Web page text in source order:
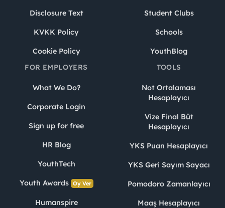
Disclosure Text
KVKK Policy
Cookie Policy
Student Clubs
Schools
YouthBlog
FOR EMPLOYERS
What We Do?
Corporate Login
Sign up for free
HR Blog
YouthTech
Youth Awards Oy Ver
Humanspire
TOOLS
Not Ortalaması
Hesaplayıcı
Vize Final Büt
Hesaplayıcı
YKS Puan Hesaplayıcı
YKS Geri Sayım Sayacı
Pomodoro Zamanlayıcı
Maaş Hesaplayıcı